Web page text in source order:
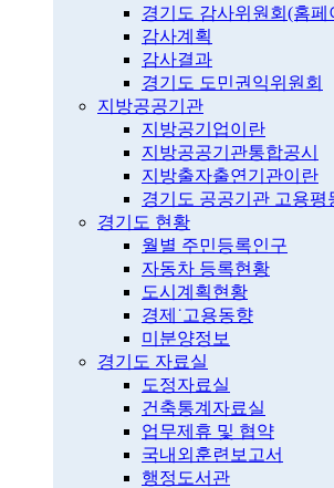
경기도 감사위원회(홈페
감사계획
감사결과
경기도 도민권익위원회
지방공공기관
지방공기업이란
지방공공기관통합공시
지방출자출연기관이란
경기도 공공기관 고용평
경기도 현황
월별 주민등록인구
자동차 등록현황
도시계획현황
경제˙고용동향
미분양정보
경기도 자료실
도정자료실
건축통계자료실
업무제휴 및 협약
국내외훈련보고서
행정도서관